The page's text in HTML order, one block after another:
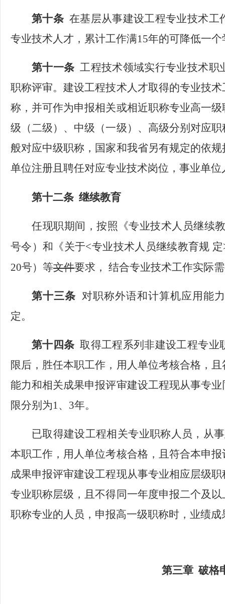
第十条 在基层从事建设工程专业技术
专业技术人才，累计工作满15年的可降低一
第十一条 工程技术领域实行专业技术职
职称评审。建设工程技术人才取得的专业技
称，并可作为申报相关或相近职称专业高一
级（二级）、中级（一级）、高级分别对应
般对应中级职称，国家和我省另有规定的依
单位注册且聘任对应专业技术岗位，事业单
第十二条 继续教育
任现职期间，按照《专业技术人员继续
号令）和《关于<专业技术人员继续教育规 定
20号）等文件要求， 结合专业技术工作实际
第十三条 对职称外语和计算机应用能
定。
第十四条 取得工程系列非建设工程专业
限后，胜任本职工作，用人单位考核合格，
能力和相关成果申报评审建设工程现从事专
限分别为1、3年。
已取得建设工程相关专业职称人员，从
本职工作，用人单位考核合格，且符合本申
成果申报评审建设工程现从事专业相应层级
专业职称层级，且不得同一年度申报二个及
职称专业的人员，申报高一级职称时，业绩
第三章 破格